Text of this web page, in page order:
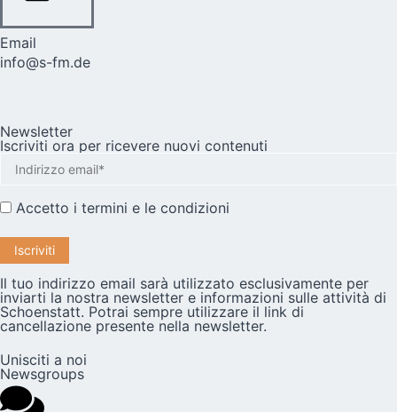
Email
info@s-fm.de
Newsletter
Iscriviti ora per ricevere nuovi contenuti
Accetto i termini e le condizioni
Il tuo indirizzo email sarà utilizzato esclusivamente per
inviarti la nostra newsletter e informazioni sulle attività di
Schoenstatt. Potrai sempre utilizzare il link di
cancellazione presente nella newsletter.
Unisciti a noi
Newsgroups